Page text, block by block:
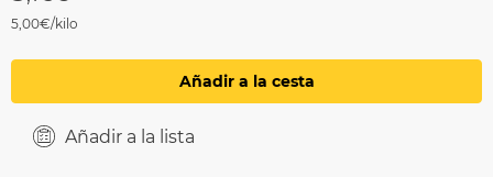
5,00€/kilo
Añadir a la cesta
Añadir a la lista